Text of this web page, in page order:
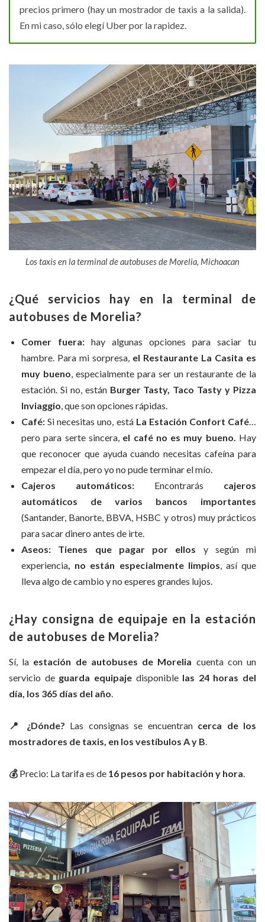
precios primero (hay un mostrador de taxis a la salida).
En mi caso, sólo elegí Uber por la rapidez.
Los taxis en la terminal de autobuses de Morelia, Michoacan
¿Qué servicios hay en la terminal de
autobuses de Morelia?
Comer fuera: hay algunas opciones para saciar tu
hambre. Para mi sorpresa, el Restaurante La Casita es
muy bueno , especialmente para ser un restaurante de la
estación. Si no, están Burger Tasty, Taco Tasty y Pizza
Inviaggio , que son opciones rápidas.
Café: Si necesitas uno, está La Estación Confort Café
pero para serte sincera, el café no es muy bueno. Hay
que reconocer que ayuda cuando necesitas cafeína para
empezar el día, pero yo no pude terminar el mío.
Cajeros automáticos: Encontrarás cajeros
automáticos de varios bancos importantes
(Santander, Banorte, BBVA, HSBC y otros) muy prácticos
para sacar dinero antes de irte.
Aseos:
Tienes que pagar por ellos y según mi
experiencia , no están especialmente limpios , así que
lleva algo de cambio y no esperes grandes lujos.
¿Hay consigna de equipaje en la estación
de autobuses de Morelia?
Sí, la estación de autobuses de Morelia cuenta con un
servicio deguarda equipajedisponible las 24 horas del
día, los 365 días del año
📍 ¿Dónde? Las consignas se encuentran cerca de los
mostradores de taxis, en los vestíbulos A y B.
💰 Precio: La tarifa es de 16 pesos por habitación y hora.